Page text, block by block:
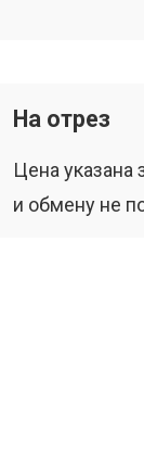
На отрез
Цена указана
и обмену не